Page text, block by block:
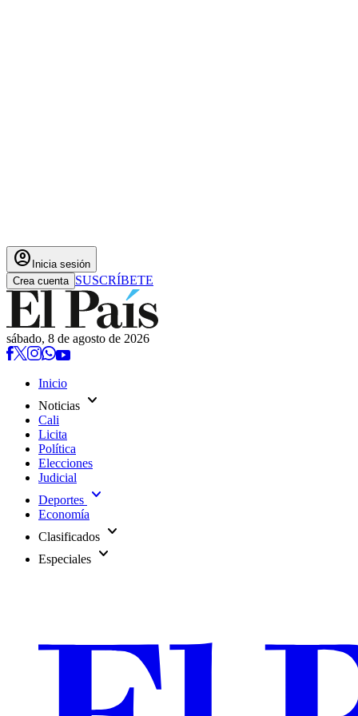
account_circle Inicia sesión
Crea cuenta SUSCRÍBETE
sábado, 8 de agosto de 2026
Inicio
Noticias expand_more
Cali
Licita
Política
Elecciones
Judicial
Deportes expand_more
Economía
Clasificados expand_more
Especiales expand_more